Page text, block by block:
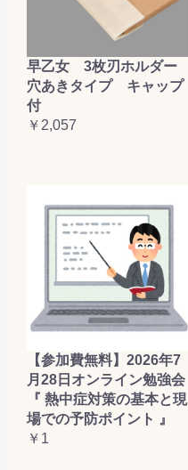
早乙女 3枚刃ホルダー
穴あきタイプ キャップ
付
￥2,057
【参加費無料】2026年7
月28日オンライン勉強会
『 熱中症対策の基本と現
場での予防ポイント 』
￥1